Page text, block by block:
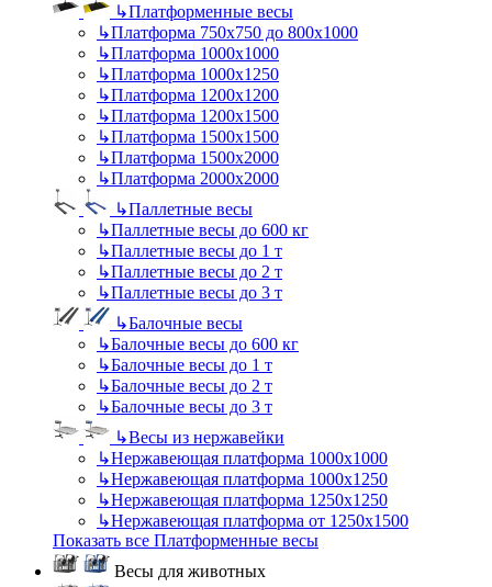
↳Платформенные весы
↳Платформа 750х750 до 800х1000
↳Платформа 1000х1000
↳Платформа 1000х1250
↳Платформа 1200х1200
↳Платформа 1200х1500
↳Платформа 1500х1500
↳Платформа 1500х2000
↳Платформа 2000х2000
↳Паллетные весы
↳Паллетные весы до 600 кг
↳Паллетные весы до 1 т
↳Паллетные весы до 2 т
↳Паллетные весы до 3 т
↳Балочные весы
↳Балочные весы до 600 кг
↳Балочные весы до 1 т
↳Балочные весы до 2 т
↳Балочные весы до 3 т
↳Весы из нержавейки
↳Нержавеющая платформа 1000х1000
↳Нержавеющая платформа 1000х1250
↳Нержавеющая платформа 1250х1250
↳Нержавеющая платформа от 1250х1500
Показать все Платформенные весы
Весы для животных